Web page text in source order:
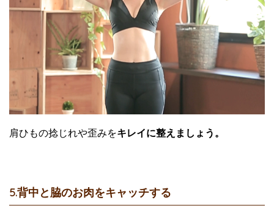
肩ひもの捻じれや歪みをキレイに整えましょう。
5.背中と脇のお肉をキャッチする